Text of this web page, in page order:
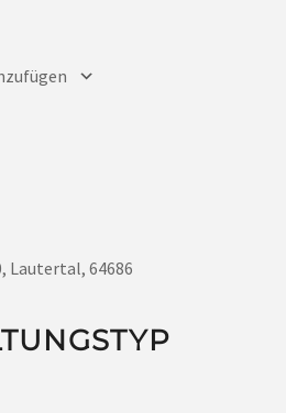
Lautertal, 64686